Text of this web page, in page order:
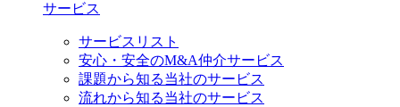
サービス
サービスリスト
安心・安全のM&A仲介サービス
課題から知る当社のサービス
流れから知る当社のサービス